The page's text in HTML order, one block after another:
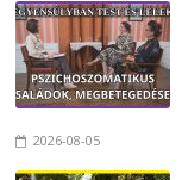
2026-08-05